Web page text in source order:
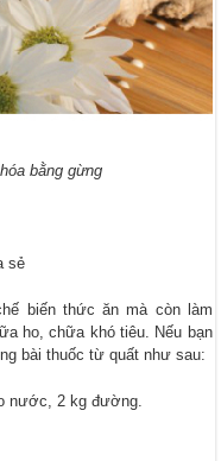
bằng gừng
sẻ
biến thức ăn mà còn làm
ho, chữa khó tiêu. Nếu bạn
bài thuốc từ quất như sau:
nước, 2 kg đường.